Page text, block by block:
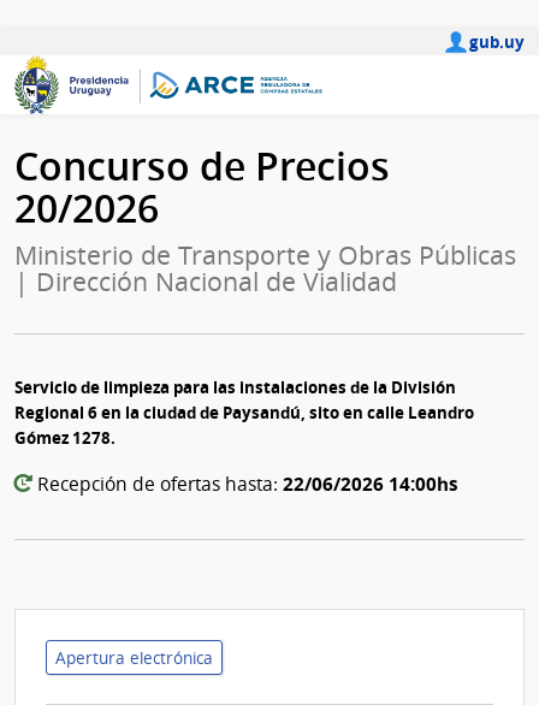
gub.uy
Concurso de Precios
20/2026
Ministerio de Transporte y Obras Públicas
| Dirección Nacional de Vialidad
Servicio de limpieza para las instalaciones de la División
Regional 6 en la ciudad de Paysandú, sito en calle Leandro
Gómez 1278.
Recepción de ofertas hasta: 22/06/2026 14:00hs
Apertura electrónica